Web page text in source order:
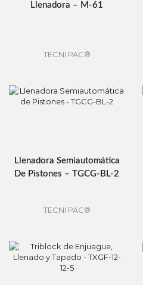
Llenadora – M-61
TECNI PAC®
Llenadora Semiautomática
De Pistones – TGCG-BL-2
TECNI PAC®